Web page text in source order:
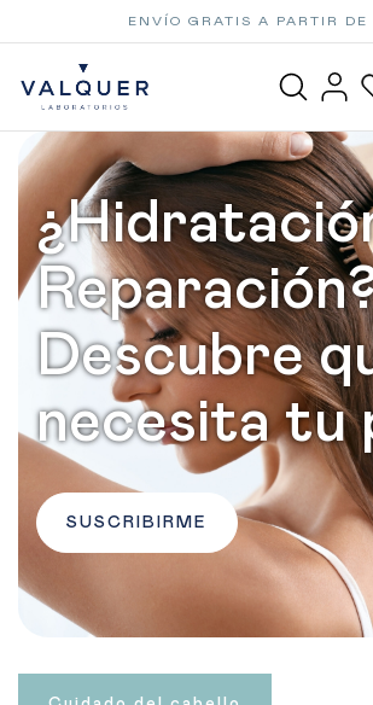
ENVÍO GRATIS A PARTIR
Descubre
necesita tu
SUSCRIBIRME